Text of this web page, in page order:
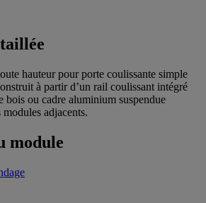
hauteur pour porte coulissante simple
à partir d’un rail coulissant intégré
bois ou cadre aluminium suspendue
modules adjacents.
module